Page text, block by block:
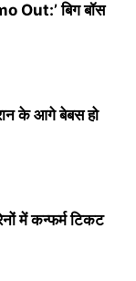
Out:’ बिग बॉस
के आगे बेबस हो
में कन्फर्म टिकट